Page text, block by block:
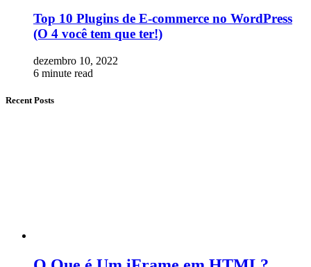
Top 10 Plugins de E-commerce no WordPress
(O 4 você tem que ter!)
dezembro 10, 2022
6 minute read
Recent Posts